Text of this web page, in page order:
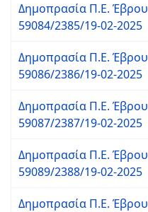
Δημοπρασία Π.Ε. Έβρου
59084/2385/19-02-2025
Δημοπρασία Π.Ε. Έβρου
59086/2386/19-02-2025
Δημοπρασία Π.Ε. Έβρου
59087/2387/19-02-2025
Δημοπρασία Π.Ε. Έβρου
59089/2388/19-02-2025
Δημοπρασία Π.Ε. Έβρου